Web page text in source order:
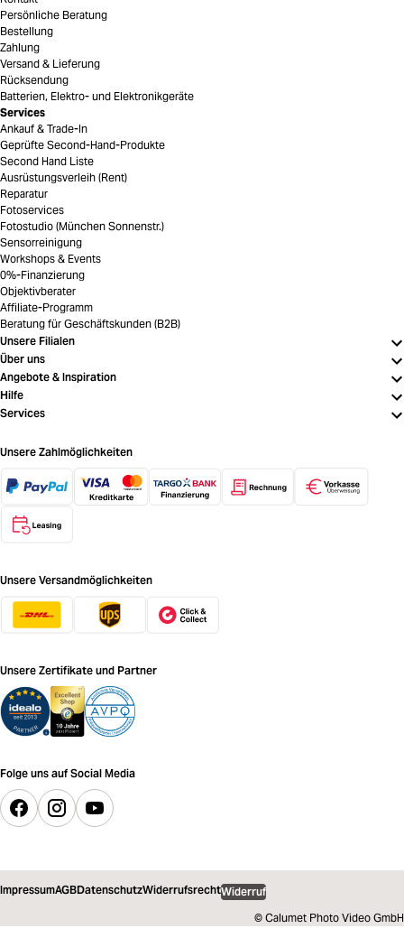
Persönliche Beratung
Bestellung
Zahlung
Versand & Lieferung
Rücksendung
Batterien, Elektro- und Elektronikgeräte
Services
Ankauf & Trade-In
Geprüfte Second-Hand-Produkte
Second Hand Liste
Ausrüstungsverleih (Rent)
Reparatur
Fotoservices
Fotostudio (München Sonnenstr.)
Sensorreinigung
Workshops & Events
0%-Finanzierung
Objektivberater
Affiliate-Programm
Beratung für Geschäftskunden (B2B)
Unsere Filialen
Über uns
Angebote & Inspiration
Hilfe
Services
Unsere Zahlmöglichkeiten
Unsere Versandmöglichkeiten
Unsere Zertifikate und Partner
Folge uns auf Social Media
ImpressumAGBDatenschutzWiderrufsrechtWiderruf
© Calumet Photo Video GmbH